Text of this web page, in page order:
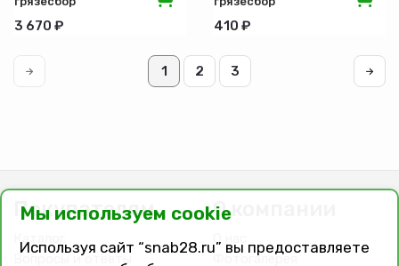
VORTEX
3 670 ₽
(12)
410 ₽
1 2 3
Покупателям
Каталог
Вопросы и ответы
О компании
О нас
Фотогалерея
Мы используем cookie
Используя сайт “snab28.ru” вы предоставляете